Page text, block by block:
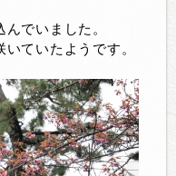
でいました。
ていたようです。